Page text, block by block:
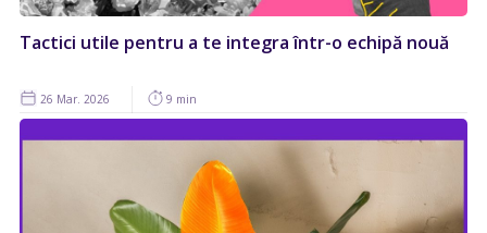
Tactici utile pentru a te integra într-o echipă nouă
26 Mar. 2026 9 min